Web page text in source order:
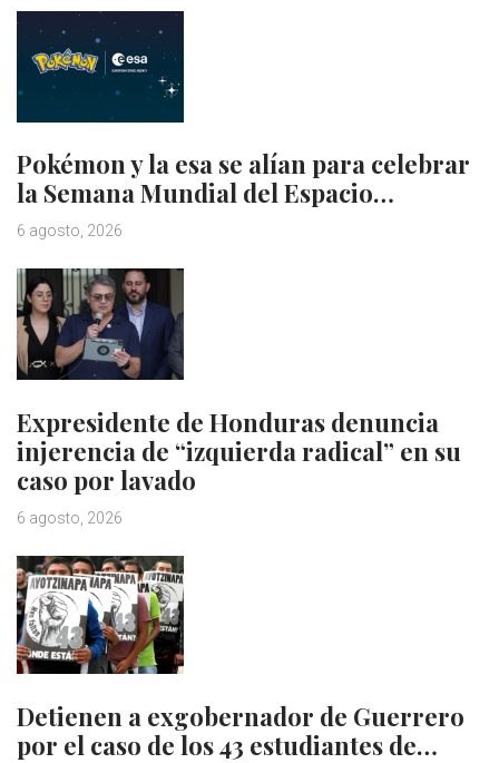
Pokémon y la esa se alían para celebrar
la Semana Mundial del Espacio…
6 agosto, 2026
Expresidente de Honduras denuncia
injerencia de “izquierda radical” en su
caso por lavado
6 agosto, 2026
Detienen a exgobernador de Guerrero
por el caso de los 43 estudiantes de…